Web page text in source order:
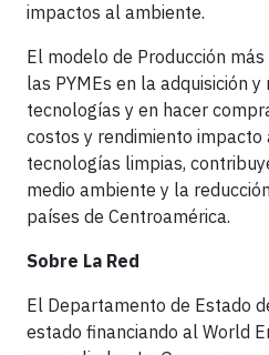
impactos al ambiente.
El modelo de Producción
las PYMEs en la adquisición y
tecnologías y en hacer
costos y rendimiento impacto
tecnologías limpias,
medio ambiente y la
países de Centroamérica.
Sobre La Red
El Departamento de Estado
estado financiando al World